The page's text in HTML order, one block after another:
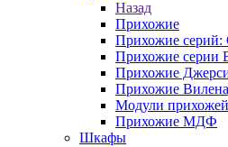
Назад
Прихожие
Прихожие
Прихожие серии
Прихожие
Прихожие
Модули
Прихожие МДФ
Шкафы